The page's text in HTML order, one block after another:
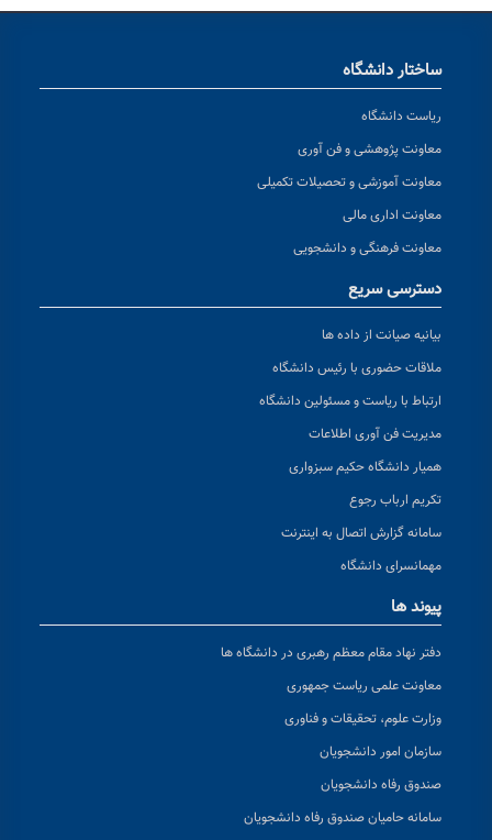
ساختار دانشگاه
ریاست دانشگاه
معاونت پژوهشی و فن آوری
معاونت آموزشی و تحصیلات تکمیلی
معاونت اداری مالی
معاونت فرهنگی و دانشجویی
دسترسی سریع
بیانیه صیانت از داده ها
ملاقات حضوری با رئیس دانشگاه
ارتباط با ریاست و مسئولین دانشگاه
مدیریت فن آوری اطلاعات
همیار دانشگاه حکیم سبزواری
تکریم ارباب رجوع
سامانه گزارش اتصال به اینترنت
مهمانسرای دانشگاه
پیوند ها
دفتر نهاد مقام معظم رهبری در دانشگاه ها
معاونت علمی ریاست جمهوری
وزارت علوم، تحقیقات و فناوری
سازمان امور دانشجویان
صندوق رفاه دانشجویان
سامانه حامیان صندوق رفاه دانشجویان